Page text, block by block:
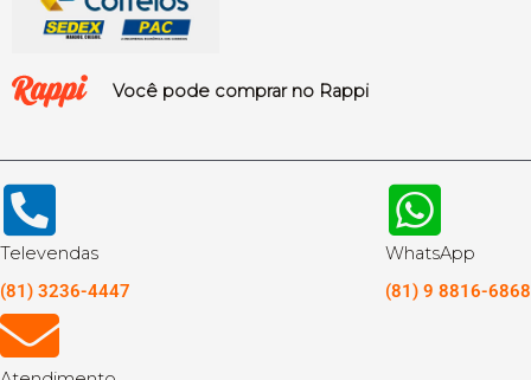
Você pode comprar no Rappi
Televendas
(81) 3236-4447
WhatsApp
(81) 9 8816-6868